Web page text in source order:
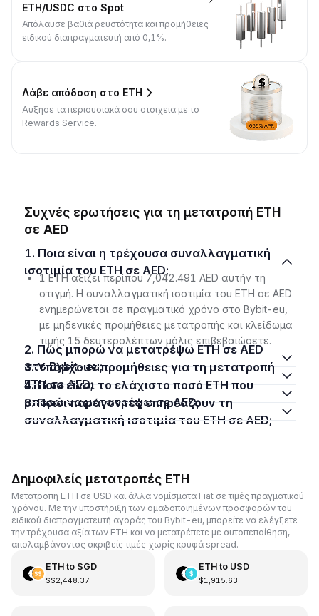
ETH/USDC στο Spot
Απόλαυσε βαθιά ρευστότητα και προμήθειες
ειδικού διαπραγματευτή από 0,1%.
Λάβε απόδοση στο ETH
Αύξησε τα περιουσιακά σου στοιχεία με το
Rewards Service.
Συχνές ερωτήσεις για τη μετατροπή ETH
σε AED
1. Ποια είναι η τρέχουσα συναλλαγματική
ισοτιμία του ETH σε AED;
1 ETH αξίζει περίπου 7,042.491 AED αυτήν τη
στιγμή. Η συναλλαγματική ισοτιμία του ETH σε AED
ενημερώνεται σε πραγματικό χρόνο στο Bybit-eu,
με μηδενικές προμήθειες μετατροπής και κλείδωμα
τιμής 15 δευτερολέπτων μόλις επιβεβαιώσετε.
2. Πώς μπορώ να μετατρέψω ETH σε AED
στο Bybit-eu;
3. Υπάρχουν προμήθειες για τη μετατροπή
ETH σε AED;
4. Ποιο είναι το ελάχιστο ποσό ETH που
μπορώ να μετατρέψω σε AED;
5. Ποιοι παράγοντες επηρεάζουν τη
συναλλαγματική ισοτιμία του ETH σε AED;
Δημοφιλείς μετατροπές ETH
Μετατροπή ETH σε USD και άλλα νομίσματα Fiat σε τιμές πραγματικού
χρόνου. Με την υποστήριξη των ομαδοποιημένων προσφορών του
ειδικού διαπραγματευτή αγοράς του Bybit-eu, μπορείτε να ελέγξετε
την τρέχουσα αξία των ETH και να μετατρέπετε με αυτοπεποίθηση,
απολαμβάνοντας ακριβείς τιμές χωρίς κρυφά spread.
ETHto SGD
S$2,448.37
ETHto USD
$1,915.63